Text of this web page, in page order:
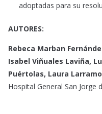
adoptadas para su
AUTORES:
Rebeca Marban
Isabel Viñuales Laviña,
Puértolas, Laura
Hospital General San Jorge